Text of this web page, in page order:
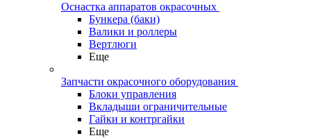
Оснастка аппаратов окрасочных
Бункера (баки)
Валики и роллеры
Вертлюги
Еще
Запчасти окрасочного оборудования
Блоки управления
Вкладыши ограничительные
Гайки и контргайки
Еще